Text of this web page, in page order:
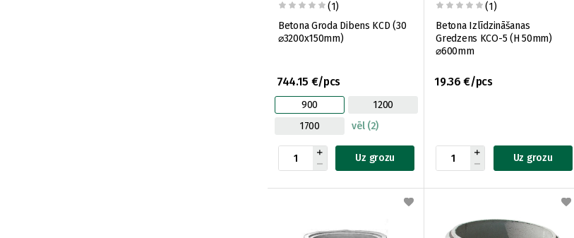
(1)
Betona Groda Dibens KCD (30
⌀3200x150mm)
744.15 €/pcs
900
1200
1700
vēl (2)
Uz grozu
(1)
Betona Izlīdzināšanas
Gredzens KCO-5 (H 50mm)
⌀600mm
19.36 €/pcs
Uz grozu